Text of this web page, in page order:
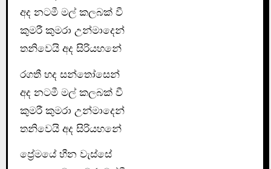
අද නටමී මල් කලබක් වී
කුමරී කුමරා උන්මාදෙන්
තනිවෙයි අද සිරියහනේ
රගතී හද සන්තෝසෙන්
අද නටමී මල් කලබක් වී
කුමරී කුමරා උන්මාදෙන්
තනිවෙයි අද සිරියහනේ
ප්‍රේමයේ හීන වැස්සේ